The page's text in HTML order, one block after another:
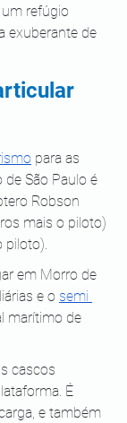
refúgio
exuberante de
para as
de São Paulo é
Robson
mais o piloto)
piloto).
em Morro de
e o semi
marítimo de
cascos
É
e também